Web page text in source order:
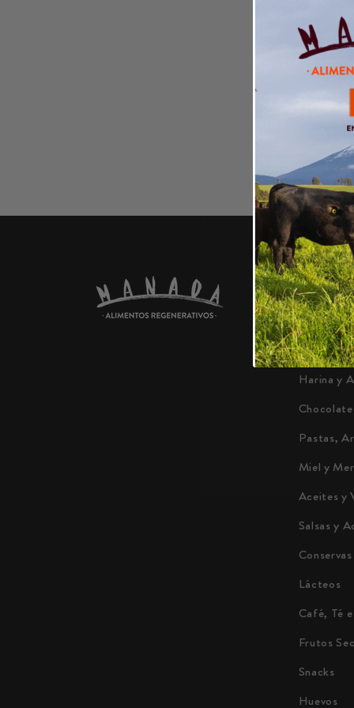
Carnes
Platos
Jugos,
Harina y
Pastas,
Miel y
Aceites y
Salsas y
Lácteos
Café, Té
Frutos
Snacks
Huevos